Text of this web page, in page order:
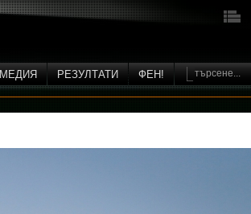
РЕЗУЛТАТИ ФЕН!